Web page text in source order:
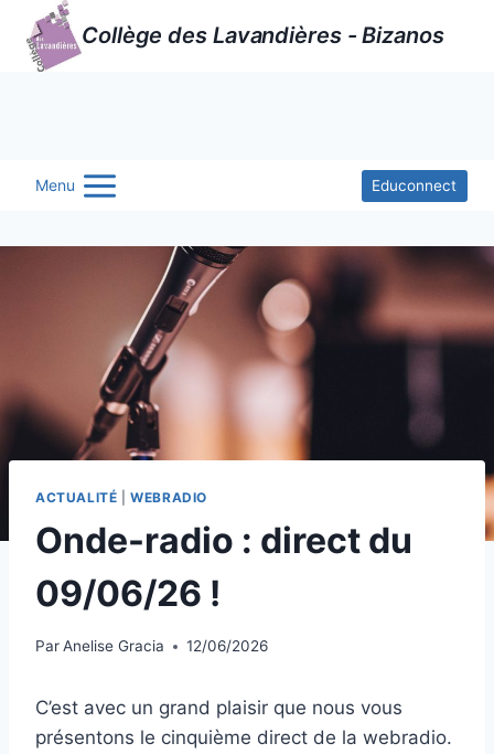
contenu
Collège des Lavandières - Bizanos
Menu Educonnect
ACTUALITÉ |WEBRADIO
Onde-radio : direct du
09/06/26 !
ParAnelise Gracia 12/06/2026
C’est avec un grand plaisir que nous vous
présentons le cinquième direct de la webradio.